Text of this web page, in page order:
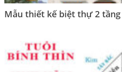
Mẫu thiết kế biệt thự 2